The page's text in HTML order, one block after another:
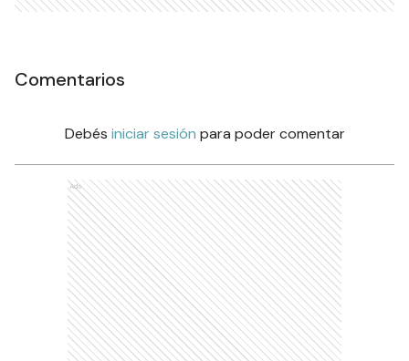
Comentarios
Debés iniciar sesión para poder comentar
Ads